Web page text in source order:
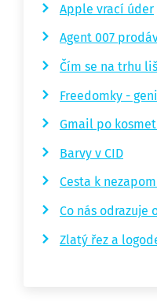
Apple vrací úder
Agent 007
Čím se na trhu
Freedomky -
Gmail po
Barvy v CID
Cesta k
Co nás odrazuje
Zlatý řez a